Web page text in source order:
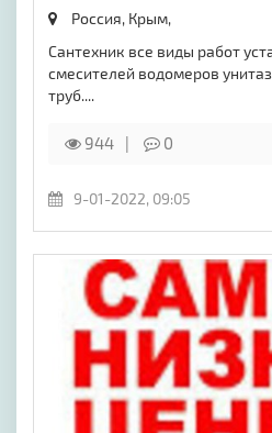
Россия, Крым,
Сантехник все виды работ
смесителей водомеров
труб....
944 0
9-01-2022, 09:05